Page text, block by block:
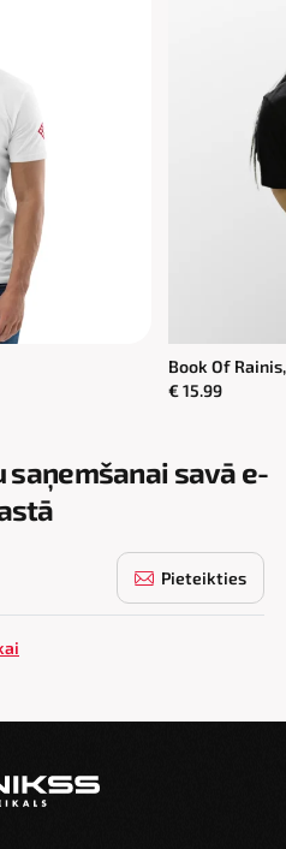
Book Of
€ 15.99
saņemšanai savā e-
Pieteikties